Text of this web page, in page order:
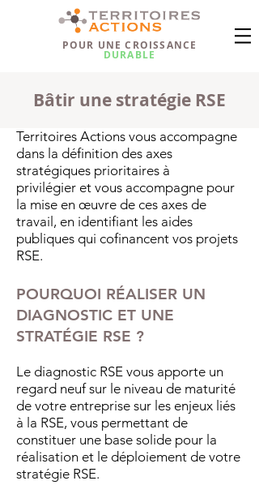
POUR UNE CROISSANCE
DURABLE
Bâtir une stratégie RSE
Territoires Actions vous accompagne
dans la définition des axes
stratégiques prioritaires à
privilégier et vous accompagne pour
la mise en œuvre de ces axes de
travail, en identifiant les aides
publiques qui cofinancent vos projets
RSE.
POURQUOI RÉALISER UN
DIAGNOSTIC ET UNE
STRATÉGIE RSE ?
Le diagnostic RSE vous apporte un
regard neuf sur le niveau de maturité
de votre entreprise sur les enjeux liés
à la RSE, vous permettant de
constituer une base solide pour la
réalisation et le déploiement de votre
stratégie RSE.